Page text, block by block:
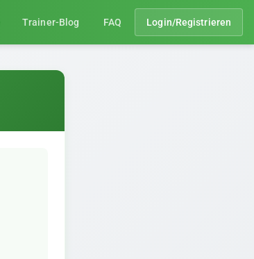
Trainer-Blog FAQ Login/Registrieren